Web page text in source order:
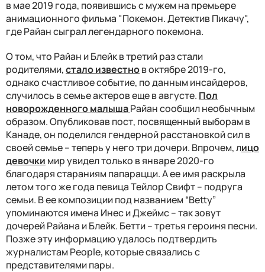
в мае 2019 года, появившись с мужем на премьере
анимационного фильма "Покемон. Детектив Пикачу",
где Райан сыграл легендарного покемона.
О том, что Райан и Блейк в третий раз стали
родителями,стало известнов октябре 2019-го,
однако счастливое событие, по данным инсайдеров,
случилось в семье актеров еще в августе. Пол
новорожденного малышаРайан сообщил необычным
образом. Опубликовав пост, посвященный выборам в
Канаде, он поделился гендерной расстановкой сил в
своей семье – теперь у него три дочери. Впрочем, лицо
девочки мир увидел только в январе 2020-го
благодаря стараниям папарацци. А ее имя раскрыла
летом того же года певица Тейлор Свифт – подруга
семьи. В ее композиции под названием “Betty”
упоминаются имена Инес и Джеймс – так зовут
дочерей Райана и Блейк. Бетти – третья героиня песни.
Позже эту информацию удалось подтвердить
журналистам People, которые связались с
представителями пары.